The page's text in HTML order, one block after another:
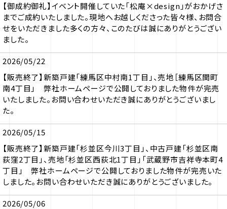
【御成約御礼】イベント開催していた「松庵×design」がおかげさ
までご成約いたしました。現地へお越しくださった皆々様、お問合
せをいただきました多くの方々、このたびは誠にありがとうござい
ました。
2026/05/22
【販売終了】新築戸建「練馬区中村南1丁目」、売地［練馬区関町
南4丁目」 弊社ホームページで公開しておりました物件が完売
いたしました。お問い合わせいただき誠にありがとうございまし
た。
2026/05/15
【販売終了】新築戸建「杉並区今川3丁目」、中古戸建「杉並区南
荻窪2丁目」、売地「杉並区西荻北1丁目」「武蔵野市吉祥寺本町4
丁目」 弊社ホームページで公開しておりました物件が完売いた
しました。お問い合わせいただき誠にありがとうございました。
2026/05/06